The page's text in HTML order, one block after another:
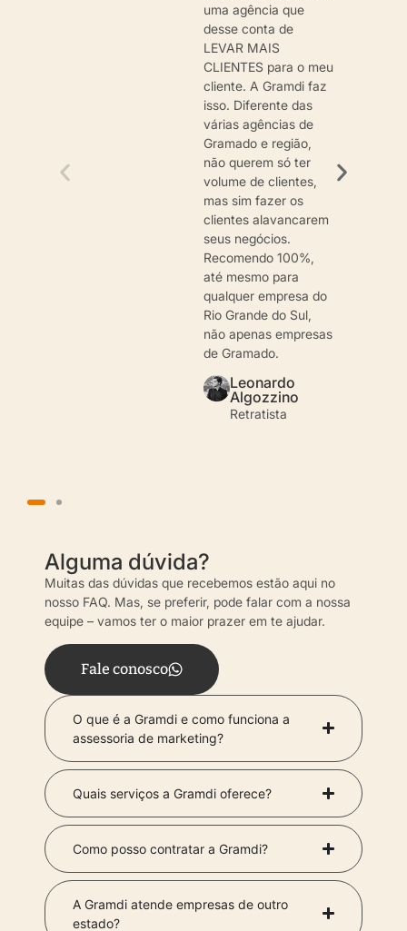
uma agência que
desse conta de
LEVAR MAIS
CLIENTES para o meu
cliente. A Gramdi faz
isso. Diferente das
várias agências de
Gramado e região,
não querem só ter
volume de clientes,
mas sim fazer os
clientes alavancarem
seus negócios.
Recomendo 100%,
até mesmo para
qualquer empresa do
Rio Grande do Sul,
não apenas empresas
de Gramado.
Leonardo
Algozzino
Retratista
Alguma dúvida?
Muitas das dúvidas que recebemos estão aqui no
nosso FAQ. Mas, se preferir, pode falar com a nossa
equipe – vamos ter o maior prazer em te ajudar.
Fale conosco
O que é a Gramdi e como funciona a
assessoria de marketing?
Quais serviços a Gramdi oferece?
Como posso contratar a Gramdi?
A Gramdi atende empresas de outro
estado?